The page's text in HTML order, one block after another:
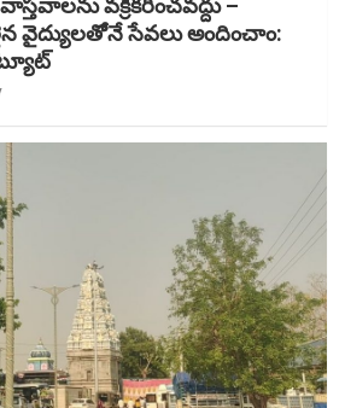
వక్రీకరించవద్దు –
వైద్యులతోెనే సేవలు అందించాం: